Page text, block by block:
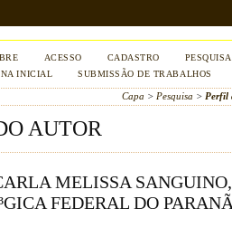
ACESSO CADASTRO
PESQUISA
INICIAL
SUBMISSÃO DE TRABALHOS
Capa > Pesquisa > Perfil
AUTOR
MELISSA
FEDERAL DO